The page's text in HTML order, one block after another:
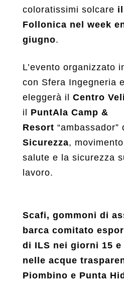
coloratissimi solcare
Follonica nel week
giugno.
L’evento organizzato
con Sfera Ingegneria
eleggerà il Centro
il PuntAla Camp &
Resort “ambassador”
Sicurezza,
salute e la sicurezza
lavoro.
Scafi, gommoni di
barca comitato
di ILS nei giorni 15 e
nelle acque
Piombino e Punta